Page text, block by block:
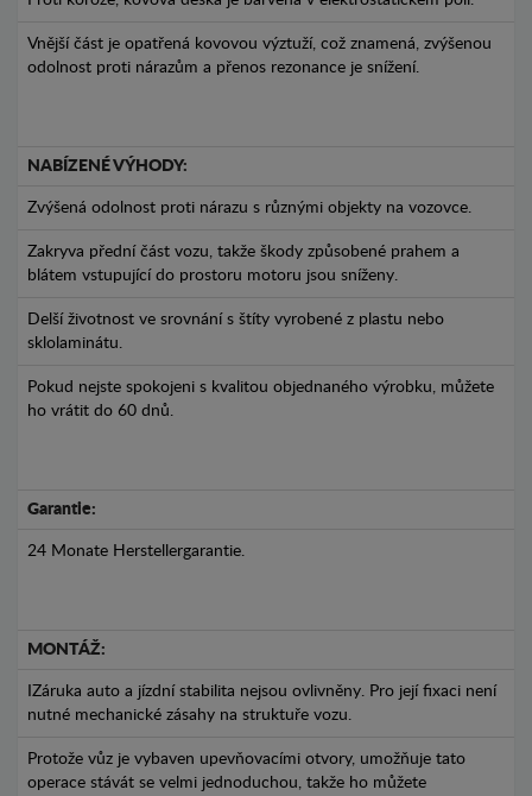
Vnější část je opatřená kovovou výztuží, což znamená, zvýšenou
odolnost proti nárazům a přenos rezonance je snížení.
NABÍZENÉ VÝHODY:
Zvýšená odolnost proti nárazu s různými objekty na vozovce.
Zakryva přední část vozu, takže škody způsobené prahem a
blátem vstupující do prostoru motoru jsou sníženy.
Delší životnost ve srovnání s štíty vyrobené z plastu nebo
sklolaminátu.
Pokud nejste spokojeni s kvalitou objednaného výrobku, můžete
ho vrátit do 60 dnů.
Garantie:
24 Monate Herstellergarantie.
MONTÁŽ:
IZáruka auto a jízdní stabilita nejsou ovlivněny. Pro její fixaci není
nutné mechanické zásahy na struktuře vozu.
Protože vůz je vybaven upevňovacími otvory, umožňuje tato
operace stávát se velmi jednoduchou, takže ho můžete